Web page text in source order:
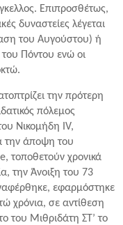
Επιπροσθέτως,
δυναστείες λέγεται
του Αυγούστου) ή
του Πόντου ενώ οι
την πρότερη
πόλεμος
Νικομήδη IV,
την άποψη του
τοποθετούν χρονικά
την Άνοιξη του 73
εφαρμόστηκε
χρόνια, σε αντίθεση
του Μιθριδάτη ΣΤ’ το